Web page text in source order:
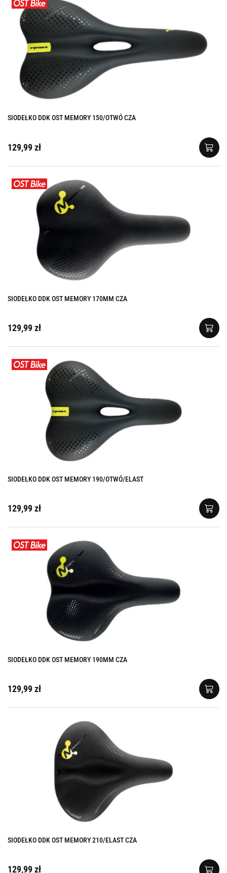
SIODEŁKO DDK OST MEMORY 150/OTWÓ CZA
129,99 zł
SIODEŁKO DDK OST MEMORY 170MM CZA
129,99 zł
SIODEŁKO DDK OST MEMORY 190/OTWÓ/ELAST
129,99 zł
SIODEŁKO DDK OST MEMORY 190MM CZA
129,99 zł
SIODEŁKO DDK OST MEMORY 210/ELAST CZA
129,99 zł